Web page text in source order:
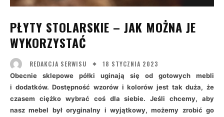
PŁYTY STOLARSKIE – JAK MOŻNA JE
WYKORZYSTAĆ
REDAKCJA SERWISU 18 STYCZNIA 2023
Obecnie sklepowe półki uginają się od gotowych mebli
i dodatków. Dostępność wzorów i kolorów jest tak duża, że
czasem ciężko wybrać coś dla siebie. Jeśli chcemy, aby
nasz mebel był oryginalny i wyjątkowy, możemy zrobić go